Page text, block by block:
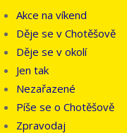
Akce na víkend
Děje se v Chotěšově
Děje se v okolí
Jen tak
Nezařazené
Píše se o Chotěšově
Zpravodaj